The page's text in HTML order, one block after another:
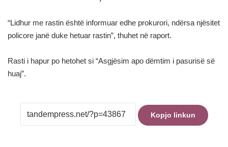
“Lidhur me rastin është informuar edhe prokurori, ndërsa njësitet
policore janë duke hetuar rastin”, thuhet në raport.
Rasti i hapur po hetohet si “Asgjësim apo dëmtim i pasurisë së
huaj”.
Kopjo linkun